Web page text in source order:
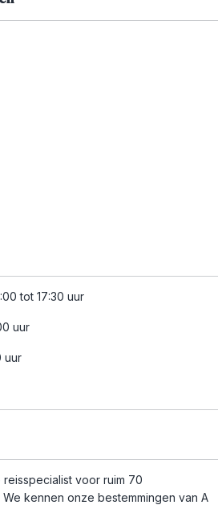
tot 17:30 uur
uur
uur
voor ruim 70
kennen onze bestemmingen van A